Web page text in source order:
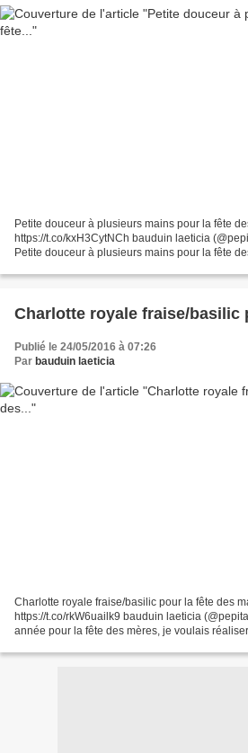
Petite douceur à plusieurs mains pour la fête
https://t.co/kxH3CytNCh bauduin laeticia
Petite douceur à plusieurs mains pour la fête
Charlotte royale fraise/basilic
Publié le 24/05/2016 à 07:26
Par bauduin laeticia
Charlotte royale fraise/basilic pour la fête des
https://t.co/rkW6uailk9 bauduin laeticia
année pour la fête des mères, je voulais